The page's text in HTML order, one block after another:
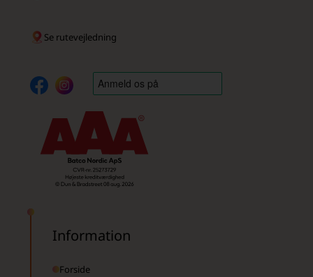
Se rutevejledning
Information
Forside